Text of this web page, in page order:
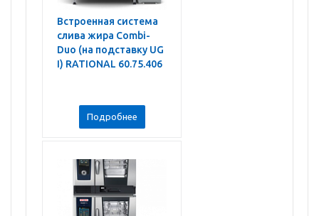
Встроенная система
слива жира Combi-
Duo (на подставку UG
I) RATIONAL 60.75.406
Подробнее